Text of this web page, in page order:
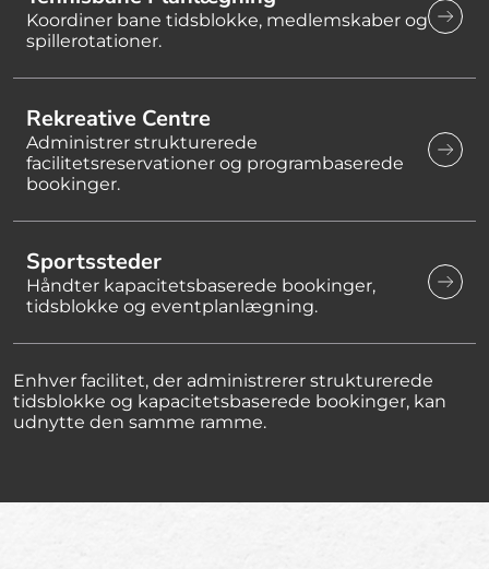
Koordiner bane tidsblokke, medlemskaber og
spillerotationer.
Rekreative Centre
Administrer strukturerede
facilitetsreservationer og programbaserede
bookinger.
Sportssteder
Håndter kapacitetsbaserede bookinger,
tidsblokke og eventplanlægning.
Enhver facilitet, der administrerer strukturerede
tidsblokke og kapacitetsbaserede bookinger, kan
udnytte den samme ramme.